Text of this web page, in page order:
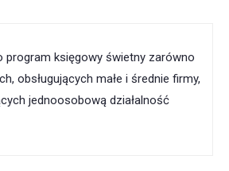
program księgowy świetny zarówno
obsługujących małe i średnie firmy,
jednoosobową działalność